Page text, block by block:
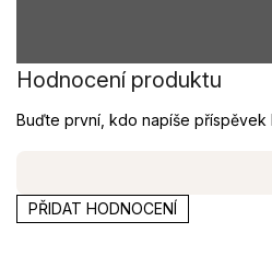
Hodnocení produktu
Buďte první, kdo napíše
PŘIDAT HODNOCENÍ